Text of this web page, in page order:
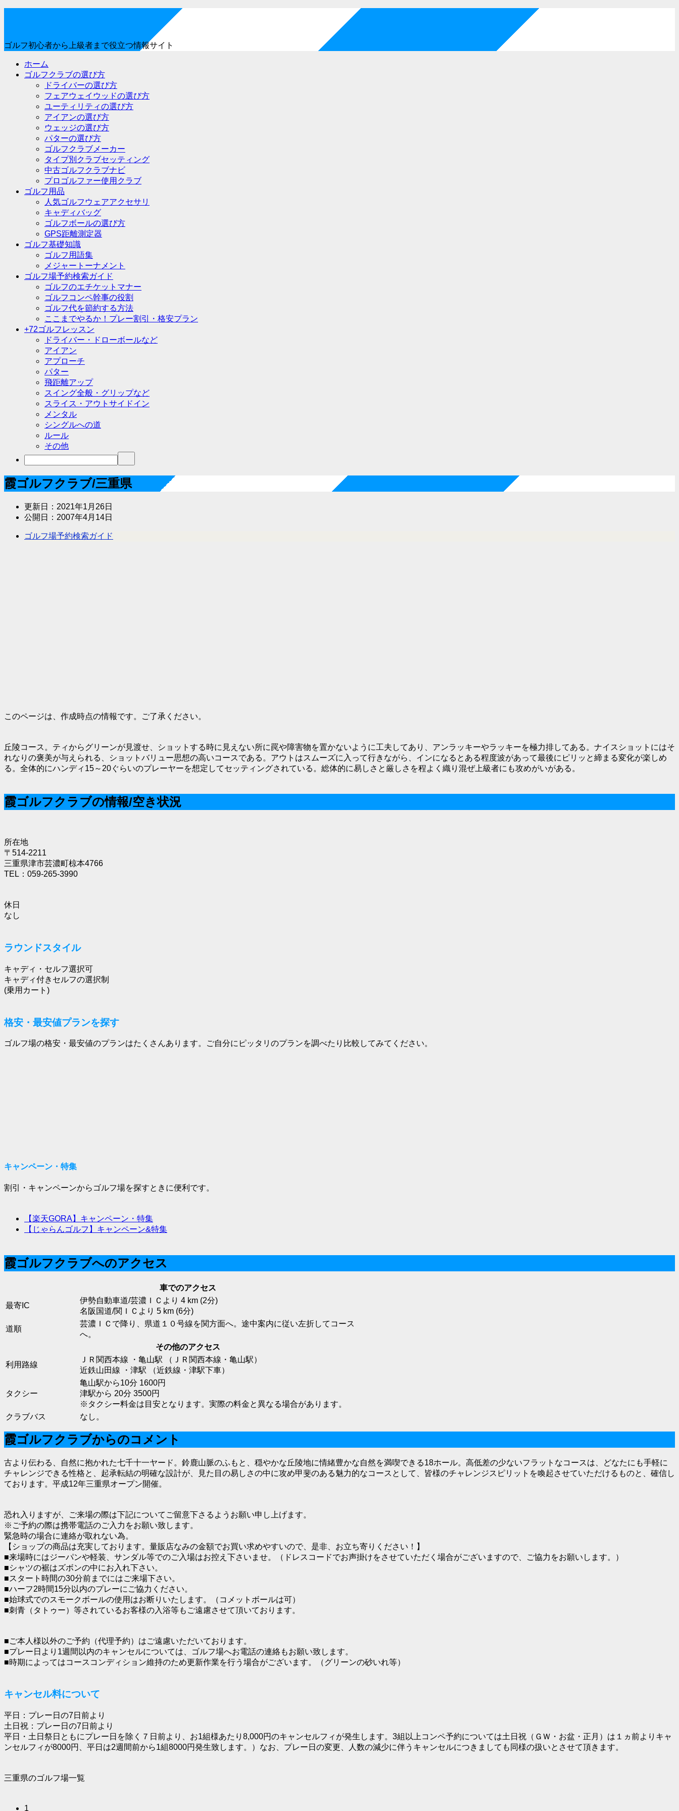
ゴルフ初心者から上級者まで役立つ情報サイト
ホーム
ゴルフクラブの選び方
ドライバーの選び方
フェアウェイウッドの選び方
ユーティリティの選び方
アイアンの選び方
ウェッジの選び方
パターの選び方
ゴルフクラブメーカー
タイプ別クラブセッティング
中古ゴルフクラブナビ
プロゴルファー使用クラブ
ゴルフ用品
人気ゴルフウェアアクセサリ
キャディバッグ
ゴルフボールの選び方
GPS距離測定器
ゴルフ基礎知識
ゴルフ用語集
メジャートーナメント
ゴルフ場予約検索ガイド
ゴルフのエチケットマナー
ゴルフコンペ幹事の役割
ゴルフ代を節約する方法
ここまでやるか！プレー割引・格安プラン
+72ゴルフレッスン
ドライバー・ドローボールなど
アイアン
アプローチ
パター
飛距離アップ
スイング全般・グリップなど
スライス・アウトサイドイン
メンタル
シングルへの道
ルール
その他
霞ゴルフクラブ/三重県
更新日： 2021年1月26日
公開日： 2007年4月14日
ゴルフ場予約検索ガイド
このページは、作成時点の情報です。ご了承ください。
丘陵コース。ティからグリーンが見渡せ、ショットする時に見えない所に罠や障害物を置かないように工夫してあり、アンラッキーやラッキーを極力排してある。ナイスショットにはそ
れなりの褒美が与えられる、ショットバリュー思想の高いコースである。アウトはスムーズに入って行きながら、インになるとある程度波があって最後にピリッと締まる変化が楽しめ
る。全体的にハンディ15～20ぐらいのプレーヤーを想定してセッティングされている。総体的に易しさと厳しさを程よく織り混ぜ上級者にも攻めがいがある。
霞ゴルフクラブの情報/空き状況
所在地
〒514-2211
三重県津市芸濃町椋本4766
TEL：059-265-3990
休日
なし
ラウンドスタイル
キャディ・セルフ選択可
キャディ付きセルフの選択制
(乗用カート)
格安・最安値プランを探す
ゴルフ場の格安・最安値のプランはたくさんあります。ご自分にピッタリのプランを調べたり比較してみてください。
キャンペーン・特集
割引・キャンペーンからゴルフ場を探すときに便利です。
【楽天GORA】キャンペーン・特集
【じゃらんゴルフ】キャンペーン&特集
霞ゴルフクラブへのアクセス
車でのアクセス
最寄IC
伊勢自動車道/芸濃ＩＣより 4 km (2分)
名阪国道/関ＩＣより 5 km (6分)
道順
芸濃ＩＣで降り、県道１０号線を関方面へ。途中案内に従い左折してコース
へ。
その他のアクセス
利用路線
ＪＲ関西本線 ・亀山駅 （ＪＲ関西本線・亀山駅）
近鉄山田線 ・津駅 （近鉄線・津駅下車）
タクシー
亀山駅から10分 1600円
津駅から 20分 3500円
※タクシー料金は目安となります。実際の料金と異なる場合があります。
クラブバス
なし。
霞ゴルフクラブからのコメント
古より伝わる、自然に抱かれた七千十一ヤード。鈴鹿山脈のふもと、穏やかな丘陵地に情緒豊かな自然を満喫できる18ホール。高低差の少ないフラットなコースは、どなたにも手軽に
チャレンジできる性格と、起承転結の明確な設計が、見た目の易しさの中に攻め甲斐のある魅力的なコースとして、皆様のチャレンジスピリットを喚起させていただけるものと、確信し
ております。平成12年三重県オープン開催。
恐れ入りますが、ご来場の際は下記についてご留意下さるようお願い申し上げます。
※ご予約の際は携帯電話のご入力をお願い致します。
緊急時の場合に連絡が取れない為。
【ショップの商品は充実しております。量販店なみの金額でお買い求めやすいので、是非、お立ち寄りください！】
■来場時にはジーパンや軽装、サンダル等でのご入場はお控え下さいませ。（ドレスコードでお声掛けをさせていただく場合がございますので、ご協力をお願いします。）
■シャツの裾はズボンの中にお入れ下さい。
■スタート時間の30分前までにはご来場下さい。
■ハーフ2時間15分以内のプレーにご協力ください。
■始球式でのスモークボールの使用はお断りいたします。（コメットボールは可）
■刺青（タトゥー）等されているお客様の入浴等もご遠慮させて頂いております。
■ご本人様以外のご予約（代理予約）はご遠慮いただいております。
■プレー日より1週間以内のキャンセルについては、ゴルフ場へお電話の連絡もお願い致します。
■時期によってはコースコンディション維持のため更新作業を行う場合がございます。（グリーンの砂いれ等）
キャンセル料について
平日：プレー日の7日前より
土日祝：プレー日の7日前より
平日・土日祭日ともにプレー日を除く７日前より、お1組様あたり8,000円のキャンセルフィが発生します。3組以上コンペ予約については土日祝（ＧＷ・お盆・正月）は１ヵ前よりキャ
ンセルフィが8000円、平日は2週間前から1組8000円発生致します。）なお、プレー日の変更、人数の減少に伴うキャンセルにつきましても同様の扱いとさせて頂きます。
三重県のゴルフ場一覧
1